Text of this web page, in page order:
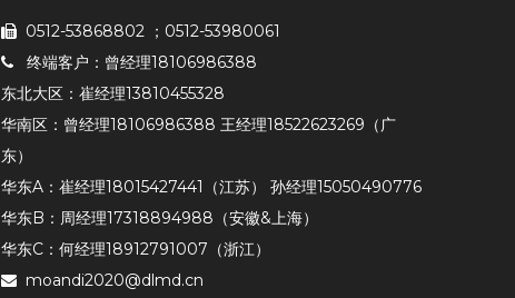
 0512-53868802 ；0512-53980061

终端客户：曾经理18106986388
东北大区：崔经理13810455328
华南区：曾经理18106986388 王经理18522623269（广
东）
华东A：崔经理18015427441（江苏） 孙经理15050490776
华东B：周经理17318894988（安徽&上海）
华东C：何经理18912791007（浙江）
 moandi2020@dlmd.cn